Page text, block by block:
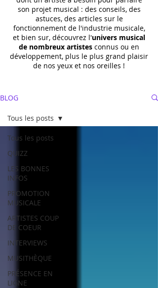
son projet musical : des conseils, des
astuces, des articles sur le
fonctionnement de l'industrie musicale,
et bien sur, découvrez l'univers musical
de nombreux artistes connus ou en
développement, plus le plus grand plaisir
de nos yeux et nos oreilles !
BLOG
Tous les posts
QUIZZ
LES BONNES
INFOS
PROMOTION
MUSICALE
ARTISTES COUP
DE COEUR
INTERVIEWS
MUSITHÈQUE
PRÉSENCE EN
LIGNE
Tous les posts